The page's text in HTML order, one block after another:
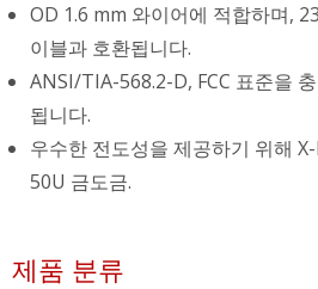
OD 1.6 mm 와이어에 적합하며,
이블과 호환됩니다.
ANSI/TIA-568.2-D, FCC 표준을
됩니다.
우수한 전도성을 제공하기 위해
50U 금도금.
제품 분류